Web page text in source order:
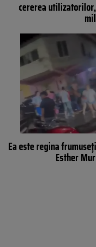
cererea
Ea este regina
Esther